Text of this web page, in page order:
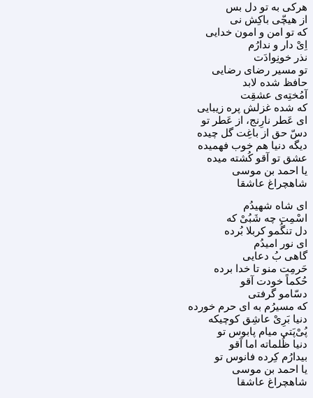
هرکی به تو دل بس
از هیچّی باکِش نی
که تو امن و امون خدایی
اِیْ دار و ندارُم
نذر خونِوادَت
تو مسیر رضای رضایی
حافظ شده لابد
آمُختِه‌ی عشقِت
که شده غزلش پره زیبایی
ای عَطر نارِنج، از عَطر تو
دسّ حق از باغِت گل چیده
دیگه دنیا هم خوب فهمیده
عشق تو آقو کُشته میده
یا احمد بن موسی
شاهچراغ عاشقا
ای شاه شهیدُم
اسْمِت چه شَبُیْ که
دل تنگُمو کربلا بُرده
ای نور امیدُم
گاهی بُ دعایی
حَرمِت منو تا خدا برده
حُکماً خودت آقو
دسّامو گرفتی
که مسیرُم به ای حرم خورده
دنیا بَرِیْ عاشِق کوچیکه
پُی‌ْپَتی میام پابوس تو
دنیا ظُلماته اما آقو
بیدارُم کِرده فانوس تو
یا احمد بن موسی
شاهچراغ عاشقا